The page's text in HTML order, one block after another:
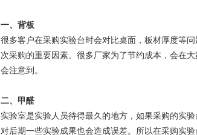
一、 背板
很多客户在采购实验台时会对比桌面，板材厚度等问
次采购的重要因素。很多厂家为了节约成本，会在
会注意到。
二、 甲醛
实验室是实验人员待得最久的地方，如果采购的实
对后期一些实验成果也会造成误差。 所以在采购实验